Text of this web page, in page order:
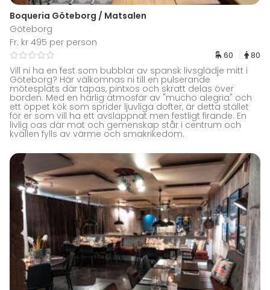
Boqueria Göteborg / Matsalen
Göteborg
Fr. kr 495 per person
60 80
Vill ni ha en fest som bubblar av spansk livsglädje mitt i
Göteborg? Här välkomnas ni till en pulserande
mötesplats där tapas, pintxos och skratt delas över
borden. Med en härlig atmosfär av "mucho alegria" och
ett öppet kök som sprider ljuvliga dofter, är detta stället
för er som vill ha ett avslappnat men festligt firande. En
livlig oas där mat och gemenskap står i centrum och
kvällen fylls av värme och smakrikedom.